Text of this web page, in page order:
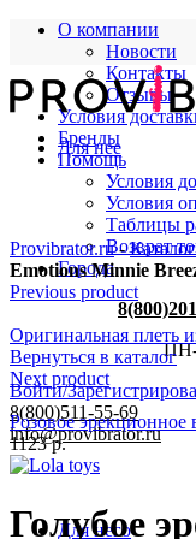
О компании
Новости
Контакты
Отзывы
Условия
Бренды
Помощь
Условия
Условия
Таблицы
Возврат
Города
Войти/
8(800)511-55-69
info@provibrator.ru
Для нее
Для него
Provibrator.ru-Каталог
Emotions Minnie
Previous product
Оригинальная плеть
Вернуться в каталог
Next product
Розовое
1123р.
Голубое